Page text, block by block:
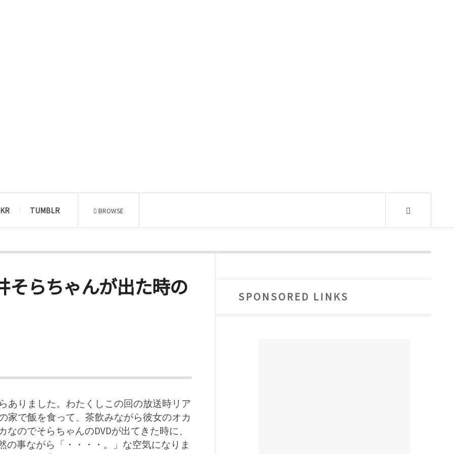
TUMBLR BROWSE
そらちゃんが出た時の
ありました。わたくしこの回の放送時リア
家で飯を食って、茶飲みながら彼女のオカ
のでそらちゃんのDVDが出てきた時に、
の事ながら「・・・・。」な空気になりま
SPONSORED LINKS